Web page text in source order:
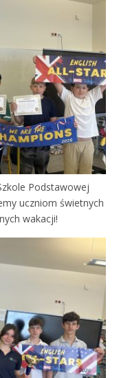
Podstawowej
uczniom świetnych
wakacji!